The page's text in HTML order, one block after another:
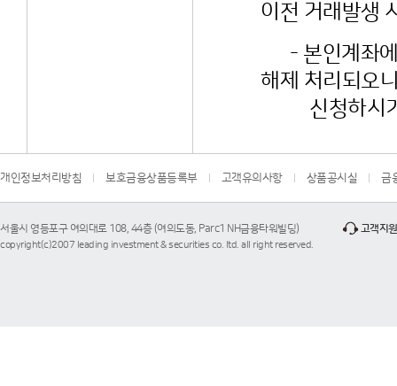
이전 거래발생
- 본인계좌에
해제 처리되오
신청하시기
개인정보처리방침 보호금융상품등록부 고객유의사항 상품공시실 금
서울시 영등포구 여의대로 108, 44층 (여의도동, Parc1 NH금융타워빌딩)
copyright(c)2007 leading investment & securities co. ltd. all right reserved.
고객지